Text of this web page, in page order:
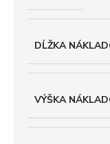
DĹŽKA
VÝŠKA